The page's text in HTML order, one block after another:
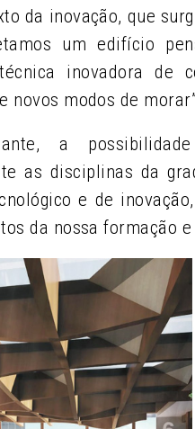
da inovação, que
um edifício
inovadora de
novos modos de
a
as disciplinas da
e de
da nossa formação